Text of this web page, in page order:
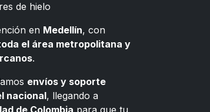
de hielo
en Medellín, con
el área metropolitana y
.
envíos y soporte
nacional, llegando a
de Colombia para que tu